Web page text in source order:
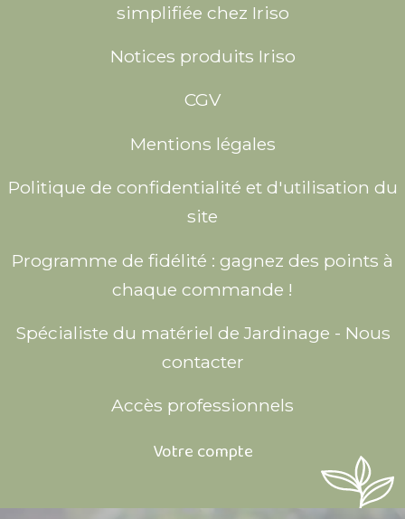
simplifiée chez Iriso
Notices produits Iriso
CGV
Mentions légales
Politique de confidentialité et d'utilisation du
site
Programme de fidélité : gagnez des points à
chaque commande !
Spécialiste du matériel de Jardinage - Nous
contacter
Accès professionnels
Votre compte